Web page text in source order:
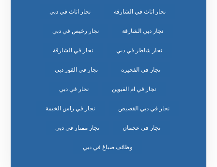
نجار اثاث في الشارقة نجار اثاث في دبي
نجار دبي الشارقة نجار رخيص في دبي
نجار شاطر في دبي نجار في الشارقة
نجار في الفجيرة نجار في القوز دبي
نجار في ام القيوين نجار في دبي
نجار في دبي القصيص نجار في راس الخيمة
نجار في عجمان نجار ممتاز في دبي
وظائف صباغ في دبي